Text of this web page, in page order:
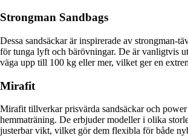
Strongman Sandbags
Dessa sandsäckar är inspirerade av strongman-
för tunga lyft och bärövningar. De är vanligtvis
väga upp till 100 kg eller mer, vilket ger en
Mirafit
Mirafit tillverkar prisvärda sandsäckar och power
hemmaträning. De erbjuder modeller i olika
justerbar vikt, vilket gör dem flexibla för både